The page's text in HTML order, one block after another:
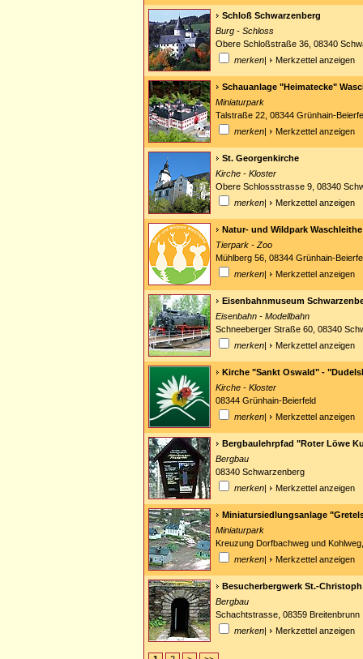
Schloß Schwarzenberg
Burg - Schloss
Obere Schloßstraße 36, 08340
merken| Merkzettel anzeigen
Schauanlage "Heimatecke"
Miniaturpark
Talstraße 22, 08344 Grünhain-
merken| Merkzettel anzeigen
St. Georgenkirche
Kirche - Kloster
Obere Schlossstrasse 9, 08340
merken| Merkzettel anzeigen
Natur- und Wildpark Waschleithe
Tierpark - Zoo
Mühlberg 56, 08344 Grünhain-
merken| Merkzettel anzeigen
Eisenbahnmuseum
Eisenbahn - Modellbahn
Schneeberger Straße 60, 08340
merken| Merkzettel anzeigen
Kirche "Sankt Oswald" -
Kirche - Kloster
08344 Grünhain-Beierfeld
merken| Merkzettel anzeigen
Bergbaulehrpfad "Roter Löwe
Bergbau
08340 Schwarzenberg
merken| Merkzettel anzeigen
Miniatursiedlungsanlage
Miniaturpark
Kreuzung Dorfbachweg und
merken| Merkzettel anzeigen
Besucherbergwerk St.-Christoph
Bergbau
Schachtstrasse, 08359 Breitenbrunn
merken| Merkzettel anzeigen